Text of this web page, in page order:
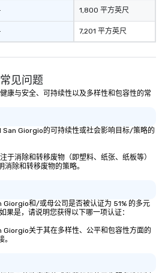
1,800 平方英尺
7,201 平方英尺
见问题
康与安全、可持续性以及多样性和包容性的常
San Giorgio的可持续性或社会影响目标/策略的
于消除和转移废物（即塑料、纸张、纸板等）
除和转移废物的策略。
Giorgio和/或母公司是否被认证为 51% 的多元
果是，请说明您获得以下哪一项认证：
Giorgio关于其在多样性、公平和包容性方面的